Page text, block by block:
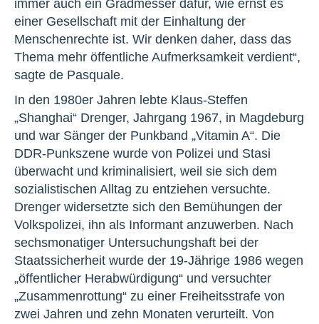
immer auch ein Gradmesser dafür, wie ernst es
einer Gesellschaft mit der Einhaltung der
Menschenrechte ist. Wir denken daher, dass das
Thema mehr öffentliche Aufmerksamkeit verdient“,
sagte de Pasquale.
In den 1980er Jahren lebte Klaus-Steffen
„Shanghai“ Drenger, Jahrgang 1967, in Magdeburg
und war Sänger der Punkband „Vitamin A“. Die
DDR-Punkszene wurde von Polizei und Stasi
überwacht und kriminalisiert, weil sie sich dem
sozialistischen Alltag zu entziehen versuchte.
Drenger widersetzte sich den Bemühungen der
Volkspolizei, ihn als Informant anzuwerben. Nach
sechsmonatiger Untersuchungshaft bei der
Staatssicherheit wurde der 19-Jährige 1986 wegen
„öffentlicher Herabwürdigung“ und versuchter
„Zusammenrottung“ zu einer Freiheitsstrafe von
zwei Jahren und zehn Monaten verurteilt. Von